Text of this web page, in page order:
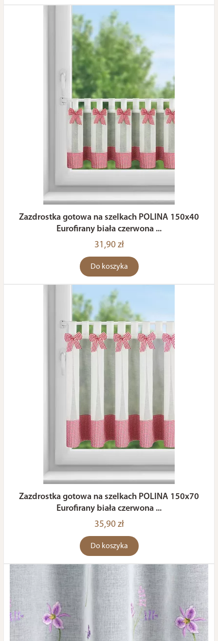
Zazdrostka gotowa na szelkach POLINA 150x40
Eurofirany biała czerwona ...
31,90 zł
Do koszyka
Zazdrostka gotowa na szelkach POLINA 150x70
Eurofirany biała czerwona ...
35,90 zł
Do koszyka